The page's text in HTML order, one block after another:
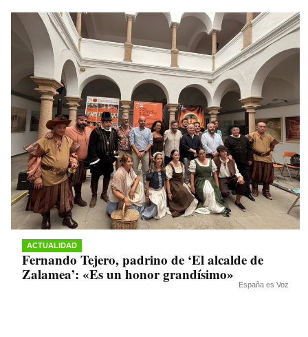
ACTUALIDAD
Fernando Tejero, padrino de ‘El alcalde de
Zalamea’: «Es un honor grandísimo»
España es Voz